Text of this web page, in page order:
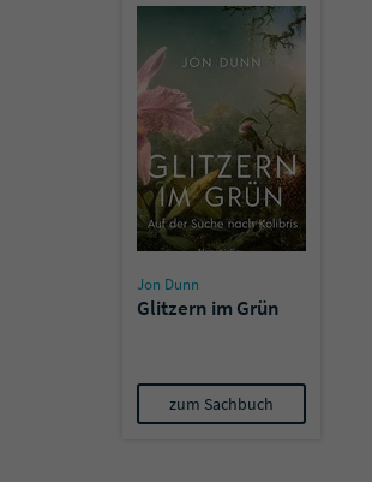
Jon Dunn
Glitzern im Grün
zum Sachbuch